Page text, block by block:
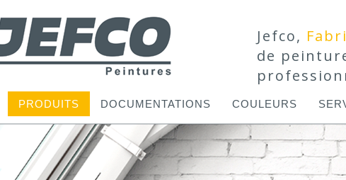
Jefco,
de
PRODUITS DOCUMENTATIONS COULEURS